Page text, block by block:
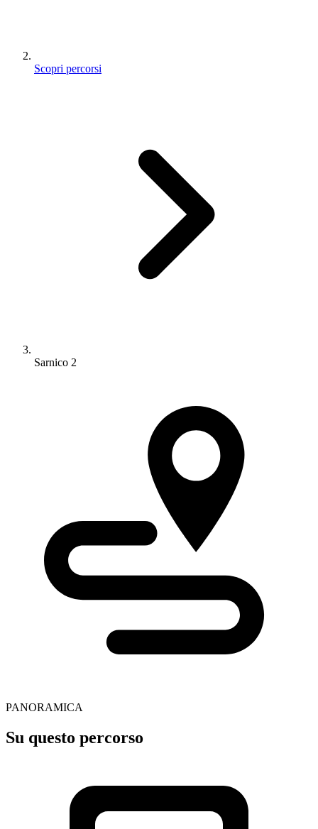
Scopri percorsi
Sarnico 2
PANORAMICA
Su questo percorso